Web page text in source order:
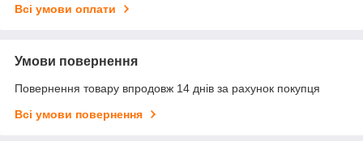
Всі умови оплати
Умови повернення
Повернення товару впродовж 14 днів за рахунок покупця
Всі умови повернення